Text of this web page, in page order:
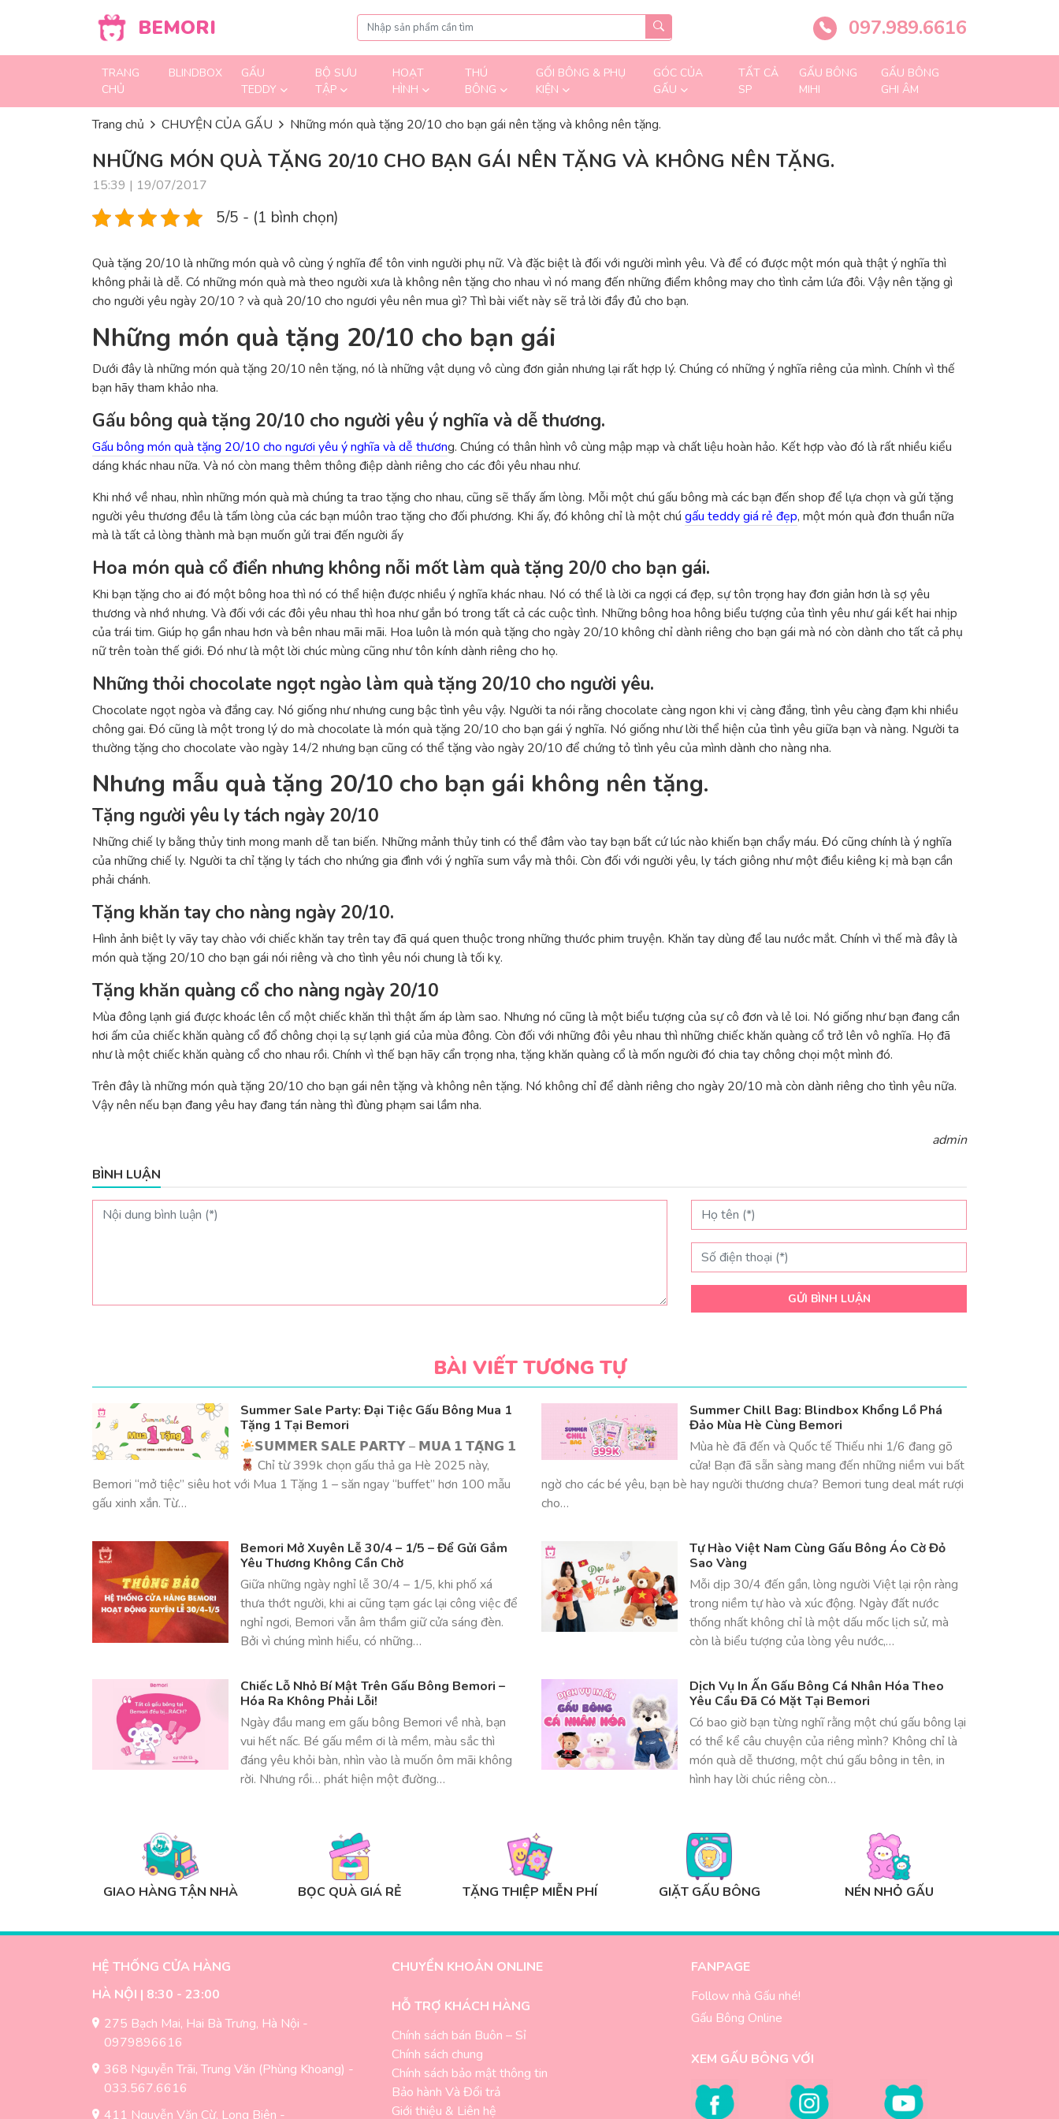
BEMORI 097.989.6616
TRANG
CHỦ
BLINDBOX
GẤU
TEDDY
BỘ SƯU
TẬP
HOẠT
HÌNH
THÚ
BÔNG
GỐI BÔNG & PHỤ
KIỆN
GÓC CỦA
GẤU
TẤT CẢ
SP
GẤU BÔNG
MIHI
GẤU BÔNG
GHI ÂM
Trang chủ CHUYỆN CỦA GẤU Những món quà tặng 20/10 cho bạn gái nên tặng và không nên tặng.
NHỮNG MÓN QUÀ TẶNG 20/10 CHO BẠN GÁI NÊN TẶNG VÀ KHÔNG NÊN TẶNG.
15:39 | 19/07/2017
5/5 - (1 bình chọn)
Quà tặng 20/10 là những món quà vô cùng ý nghĩa để tôn vinh người phụ nữ. Và đặc biệt là đối với người mình yêu. Và để có được một món quà thật ý nghĩa thì
không phải là dễ. Có những món quà mà theo người xưa là không nên tặng cho nhau vì nó mang đến những điểm không may cho tình cảm lứa đôi. Vậy nên tặng gì
cho người yêu ngày 20/10 ? và quà 20/10 cho ngươi yêu nên mua gì? Thì bài viết này sẽ trả lời đầy đủ cho bạn.
Những món quà tặng 20/10 cho bạn gái
Dưới đây là những món quà tặng 20/10 nên tặng, nó là những vật dụng vô cùng đơn giản nhưng lại rất hợp lý. Chúng có những ý nghĩa riêng của mình. Chính vì thế
bạn hãy tham khảo nha.
Gấu bông quà tặng 20/10 cho người yêu ý nghĩa và dễ thương.
Gấu bông món quà tặng 20/10 cho ngươi yêu ý nghĩa và dễ thương. Chúng có thân hình vô cùng mập mạp và chất liệu hoàn hảo. Kết hợp vào đó là rất nhiều kiểu
dáng khác nhau nữa. Và nó còn mang thêm thông điệp dành riêng cho các đôi yêu nhau như.
Khi nhớ về nhau, nhìn những món quà mà chúng ta trao tặng cho nhau, cũng sẽ thấy ấm lòng. Mỗi một chú gấu bông mà các bạn đến shop để lựa chọn và gửi tặng
người yêu thương đều là tấm lòng của các bạn múôn trao tặng cho đối phương. Khi ấy, đó không chỉ là một chú gấu teddy giá rẻ đẹp, một món quà đơn thuần nữa
mà là tất cả lòng thành mà bạn muốn gửi trai đến người ấy
Hoa món quà cổ điển nhưng không nỗi mốt làm quà tặng 20/0 cho bạn gái.
Khi bạn tặng cho ai đó một bông hoa thì nó có thể hiện được nhiều ý nghĩa khác nhau. Nó có thể là lời ca ngợi cá đẹp, sự tôn trọng hay đơn giản hơn là sợ yêu
thương và nhớ nhưng. Và đối với các đôi yêu nhau thì hoa như gắn bó trong tất cả các cuộc tình. Những bông hoa hông biểu tượng của tình yêu như gái kết hai nhịp
của trái tim. Giúp họ gần nhau hơn và bên nhau mãi mãi. Hoa luôn là món quà tặng cho ngày 20/10 không chỉ dành riêng cho bạn gái mà nó còn dành cho tất cả phụ
nữ trên toàn thế giới. Đó như là một lời chúc mùng cũng như tôn kính dành riêng cho họ.
Những thỏi chocolate ngọt ngào làm quà tặng 20/10 cho người yêu.
Chocolate ngọt ngòa và đắng cay. Nó giống như nhưng cung bậc tình yêu vậy. Người ta nói rằng chocolate càng ngon khi vị càng đắng, tình yêu càng đạm khi nhiều
chông gai. Đó cũng là một trong lý do mà chocolate là món quà tặng 20/10 cho bạn gái ý nghĩa. Nó giống như lời thể hiện của tình yêu giữa bạn và nàng. Người ta
thường tặng cho chocolate vào ngày 14/2 nhưng bạn cũng có thể tặng vào ngày 20/10 để chứng tỏ tình yêu của mình dành cho nàng nha.
Nhưng mẫu quà tặng 20/10 cho bạn gái không nên tặng.
Tặng người yêu ly tách ngày 20/10
Những chiế ly bằng thủy tinh mong manh dễ tan biến. Những mảnh thủy tinh có thể đâm vào tay bạn bất cứ lúc nào khiến bạn chẩy máu. Đó cũng chính là ý nghĩa
của những chiế ly. Người ta chỉ tặng ly tách cho nhứng gia đình với ý nghĩa sum vầy mà thôi. Còn đối với người yêu, ly tách giông như một điều kiêng kị mà bạn cần
phải chánh.
Tặng khăn tay cho nàng ngày 20/10.
Hình ảnh biệt ly vãy tay chào với chiếc khăn tay trên tay đã quá quen thuộc trong những thước phim truyện. Khăn tay dùng để lau nước mắt. Chính vì thế mà đây là
món quà tặng 20/10 cho bạn gái nói riêng và cho tình yêu nói chung là tối kỵ.
Tặng khăn quàng cổ cho nàng ngày 20/10
Mùa đông lạnh giá được khoác lên cổ một chiếc khăn thì thật ấm áp làm sao. Nhưng nó cũng là một biểu tượng của sự cô đơn và lẻ loi. Nó giống như bạn đang cần
hơi ấm của chiếc khăn quàng cổ đổ chông chọi lạ sự lạnh giá của mùa đông. Còn đối với những đôi yêu nhau thì những chiếc khăn quàng cổ trở lên vô nghĩa. Họ đã
như là một chiếc khăn quàng cổ cho nhau rồi. Chính vì thế bạn hãy cẩn trọng nha, tặng khăn quàng cổ là mốn người đó chia tay chông chọi một mình đó.
Trên đây là những món quà tặng 20/10 cho bạn gái nên tặng và không nên tặng. Nó không chỉ để dành riêng cho ngày 20/10 mà còn dành riêng cho tình yêu nữa.
Vậy nên nếu bạn đang yêu hay đang tán nàng thì đùng phạm sai lầm nha.
admin
BÌNH LUẬN
GỬI BÌNH LUẬN
BÀI VIẾT TƯƠNG TỰ
Summer Sale Party: Đại Tiệc Gấu Bông Mua 1
Tặng 1 Tại Bemori
𝗦𝗨𝗠𝗠𝗘𝗥 𝗦𝗔𝗟𝗘 𝗣𝗔𝗥𝗧𝗬 – 𝗠𝗨𝗔 𝟭 𝗧𝗔̣̆𝗡𝗚 𝟭
Chỉ từ 399k chọn gấu thả ga Hè 2025 này,
Bemori “mở tiệc” siêu hot với Mua 1 Tặng 1 – săn ngay “buffet” hơn 100 mẫu
gấu xinh xắn. Từ…
Summer Chill Bag: Blindbox Khổng Lồ Phá
Đảo Mùa Hè Cùng Bemori
Mùa hè đã đến và Quốc tế Thiếu nhi 1/6 đang gõ
cửa! Bạn đã sẵn sàng mang đến những niềm vui bất
ngờ cho các bé yêu, bạn bè hay người thương chưa? Bemori tung deal mát rượi
cho…
Bemori Mở Xuyên Lễ 30/4 – 1/5 – Để Gửi Gắm
Yêu Thương Không Cần Chờ
Giữa những ngày nghỉ lễ 30/4 – 1/5, khi phố xá
thưa thớt người, khi ai cũng tạm gác lại công việc để
nghỉ ngơi, Bemori vẫn âm thầm giữ cửa sáng đèn.
Bởi vì chúng mình hiểu, có những…
Tự Hào Việt Nam Cùng Gấu Bông Áo Cờ Đỏ
Sao Vàng
Mỗi dịp 30/4 đến gần, lòng người Việt lại rộn ràng
trong niềm tự hào và xúc động. Ngày đất nước
thống nhất không chỉ là một dấu mốc lịch sử, mà
còn là biểu tượng của lòng yêu nước,…
Chiếc Lỗ Nhỏ Bí Mật Trên Gấu Bông Bemori –
Hóa Ra Không Phải Lỗi!
Ngày đầu mang em gấu bông Bemori về nhà, bạn
vui hết nấc. Bé gấu mềm ơi là mềm, màu sắc thì
đáng yêu khỏi bàn, nhìn vào là muốn ôm mãi không
rời. Nhưng rồi… phát hiện một đường…
Dịch Vụ In Ấn Gấu Bông Cá Nhân Hóa Theo
Yêu Cầu Đã Có Mặt Tại Bemori
Có bao giờ bạn từng nghĩ rằng một chú gấu bông lại
có thể kể câu chuyện của riêng mình? Không chỉ là
món quà dễ thương, một chú gấu bông in tên, in
hình hay lời chúc riêng còn…
GIAO HÀNG TẬN NHÀ BỌC QUÀ GIÁ RẺ TẶNG THIỆP MIỄN PHÍ GIẶT GẤU BÔNG NÉN NHỎ GẤU
HỆ THỐNG CỬA HÀNG
HÀ NỘI | 8:30 - 23:00
275 Bạch Mai, Hai Bà Trưng, Hà Nội -
0979896616
368 Nguyễn Trãi, Trung Văn (Phùng Khoang) -
033.567.6616
411 Nguyễn Văn Cừ, Long Biên -
CHUYỂN KHOẢN ONLINE
HỖ TRỢ KHÁCH HÀNG
Chính sách bán Buôn – Sỉ
Chính sách chung
Chính sách bảo mật thông tin
Bảo hành Và Đổi trả
Giới thiệu & Liên hệ
FANPAGE
Follow nhà Gấu nhé!
Gấu Bông Online
XEM GẤU BÔNG VỚI